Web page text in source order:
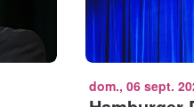
dom., 06 sept.